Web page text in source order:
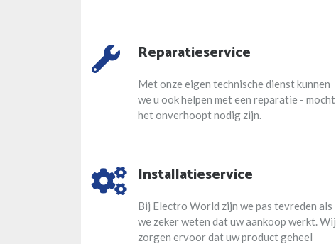
Reparatieservice
Met onze eigen technische dienst kunnen
we u ook helpen met een reparatie - mocht
het onverhoopt nodig zijn.
Installatieservice
Bij Electro World zijn we pas tevreden als
we zeker weten dat uw aankoop werkt. Wij
zorgen ervoor dat uw product geheel